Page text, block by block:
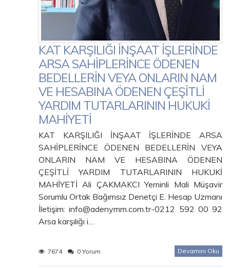
KAT KARŞILIĞI İNŞAAT İŞLERİNDE
ARSA SAHİPLERİNCE ÖDENEN
BEDELLERİN VEYA ONLARIN NAM
VE HESABINA ÖDENEN ÇEŞİTLİ
YARDIM TUTARLARININ HUKUKİ
MAHİYETİ
KAT KARŞILIĞI İNŞAAT İŞLERİNDE ARSA
SAHİPLERİNCE ÖDENEN BEDELLERİN VEYA
ONLARIN NAM VE HESABINA ÖDENEN
ÇEŞİTLİ YARDIM TUTARLARININ HUKUKİ
MAHİYETİ Ali ÇAKMAKCI Yeminli Mali Müşavir
Sorumlu Ortak Bağımsız Denetçi E. Hesap Uzmanı
İletişim: info@adenymm.com.tr-0212 592 00 92
Arsa karşılığı i…
7674 0 Yorum Devamını Oku